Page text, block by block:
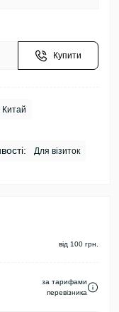
Купити
Китай
Для візиток
від 100 грн.
за тарифами
перевізника